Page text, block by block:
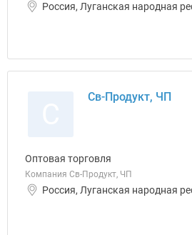
Россия, Луганская народная
Св-Продукт, ЧП
Оптовая торговля
Компания Св-Продукт, ЧП
Россия, Луганская народная